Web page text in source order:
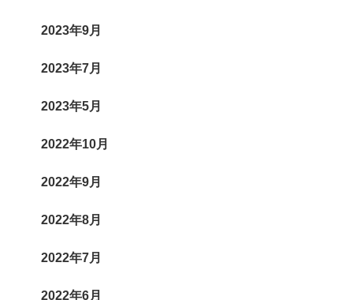
2023年9月
2023年7月
2023年5月
2022年10月
2022年9月
2022年8月
2022年7月
2022年6月